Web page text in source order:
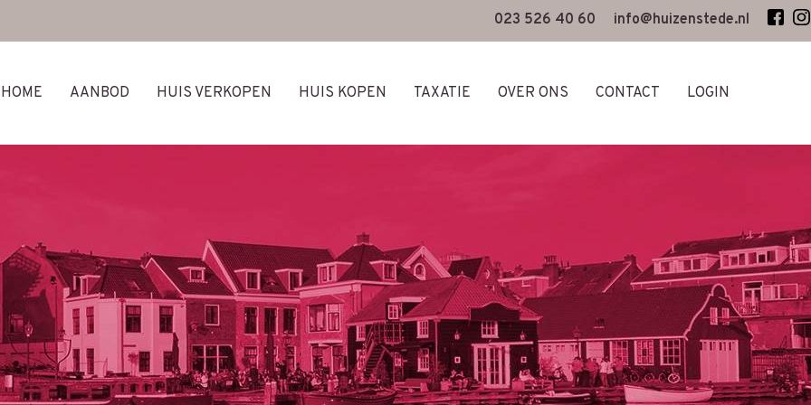
023 526 40 60 info@huizenstede.nl
HOME AANBOD HUIS VERKOPEN HUIS KOPEN TAXATIE OVER ONS CONTACT LOGIN